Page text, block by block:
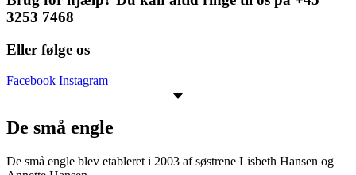
3253 7468
Eller følge os
Facebook Instagram
De små engle
De små engle blev etableret i 2003 af søstrene Lisbeth Hansen og